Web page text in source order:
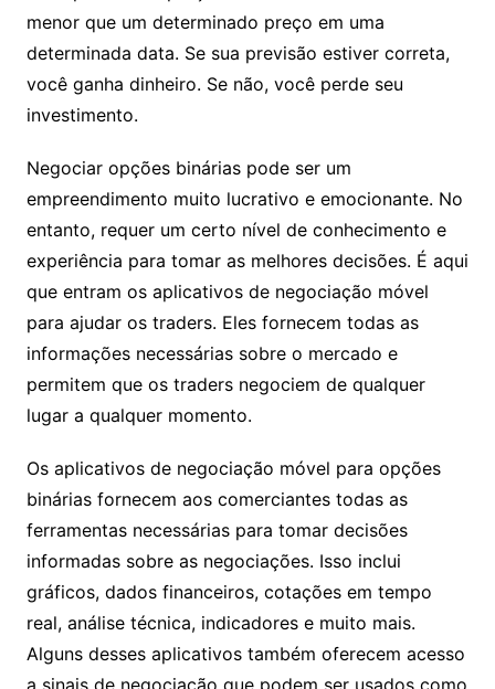
menor que um determinado preço em uma
determinada data. Se sua previsão estiver correta,
você ganha dinheiro. Se não, você perde seu
investimento.
Negociar opções binárias pode ser um
empreendimento muito lucrativo e emocionante. No
entanto, requer um certo nível de conhecimento e
experiência para tomar as melhores decisões. É aqui
que entram os aplicativos de negociação móvel
para ajudar os traders. Eles fornecem todas as
informações necessárias sobre o mercado e
permitem que os traders negociem de qualquer
lugar a qualquer momento.
Os aplicativos de negociação móvel para opções
binárias fornecem aos comerciantes todas as
ferramentas necessárias para tomar decisões
informadas sobre as negociações. Isso inclui
gráficos, dados financeiros, cotações em tempo
real, análise técnica, indicadores e muito mais.
Alguns desses aplicativos também oferecem acesso
a sinais de negociação que podem ser usados como